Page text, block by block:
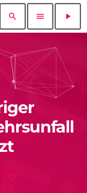
search menu play_arrow